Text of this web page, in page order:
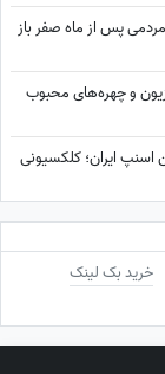
پس از ماه صفر باز
و چهره‌های محبوب
ایران؛ کلکسیونی
خرید بک لینک